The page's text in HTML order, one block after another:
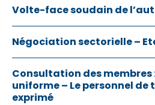
Volte-face soudain de
Négociation sectorielle –
Consultation des membres
uniforme – Le personnel de
exprimé